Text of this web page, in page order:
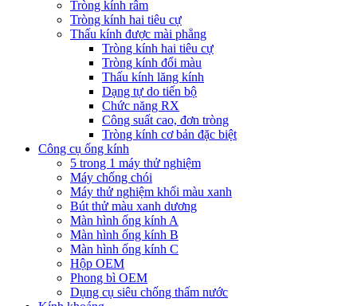
Tròng kính râm
Tròng kính hai tiêu cự
Thấu kính được mài phẳng
Tròng kính hai tiêu cự
Tròng kính đổi màu
Thấu kính lăng kính
Dạng tự do tiến bộ
Chức năng RX
Công suất cao, đơn tròng
Tròng kính cơ bản đặc biệt
Công cụ ống kính
5 trong 1 máy thử nghiệm
Máy chống chói
Máy thử nghiệm khối màu xanh
Bút thử màu xanh dương
Màn hình ống kính A
Màn hình ống kính B
Màn hình ống kính C
Hộp OEM
Phong bì OEM
Dụng cụ siêu chống thấm nước